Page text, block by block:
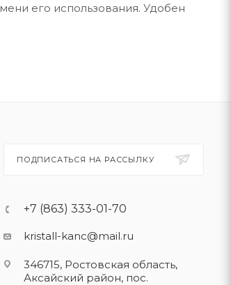
его использования. Удобен
ПОДПИСАТЬСЯ НА РАССЫЛКУ
+7 (863) 333-01-70
kristall-kanc@mail.ru
346715, Ростовская область​,
Аксайский район, пос.